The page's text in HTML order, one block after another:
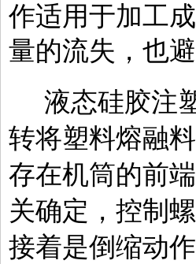
作适用于加工
量的流失，也
液态硅胶注
转将塑料熔融
存在机筒的前
关确定，控制
接着是倒缩动